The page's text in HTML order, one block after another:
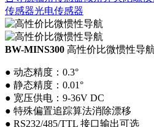
传感器光电传感器
BW-MINS300 高性价比微惯性导航
● 动态精度：0.3°
● 静态精度：0.01°
● 宽压供电：9-36V DC
● 特殊偏置追踪算法消除漂移
● RS232/485/TTL 接口输出可选